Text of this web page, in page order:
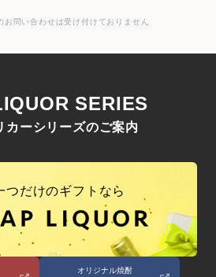
問い合わせは受け付けておりません
SERIES
カーシリーズのご案内
つだけのギフトなら
オリジナル焼酎